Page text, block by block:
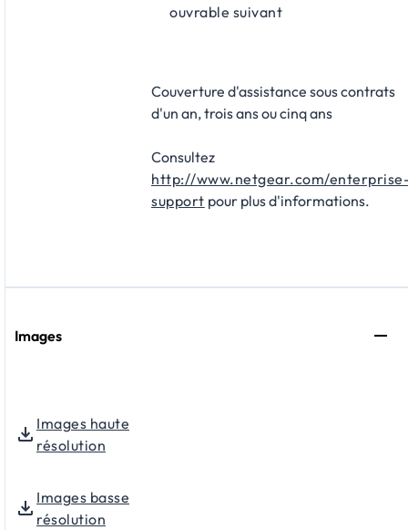
ouvrable suivant
Couverture d'assistance sous contrats
d'un an, trois ans ou cinq ans
Consultez
http://www.netgear.com/
support pour plus d'informations.
Images
Images haute
résolution
Images basse
résolution